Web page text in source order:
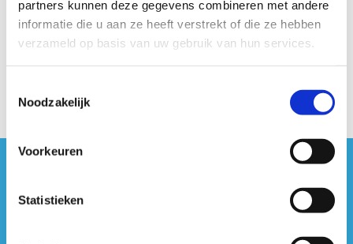
partners kunnen deze gegevens combineren met andere
informatie die u aan ze heeft verstrekt of die ze hebben
verzameld op basis van uw gebruik van hun services.
Noodzakelijk
Voorkeuren
Statistieken#sportersbelevenmeer